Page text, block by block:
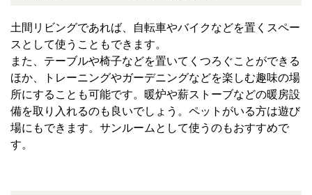
土間リビングであれば、自転車やバイクなどを置くスペー
スとして使うこともできます。
また、テーブルや椅子などを置いてくつろぐことができる
ほか、トレーニングやガーデニングなどを楽しむ趣味の場
所にすることも可能です。暖炉や薪ストーブなどの暖房設
備を取り入れるのも良いでしょう。ペットがいる方は遊び
場にもできます。サンルームとして使うのもおすすめで
す。